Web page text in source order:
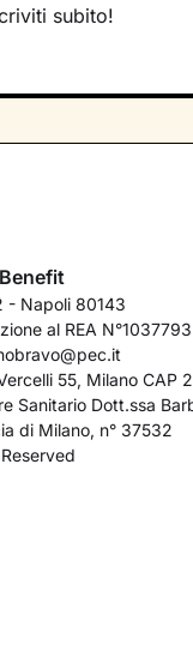
subito!
- Napoli 80143
al REA
55, Milano CAP
Sanitario Dott.ssa
di Milano, n° 37532